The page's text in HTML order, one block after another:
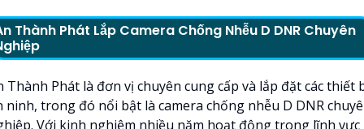
Thành Phát Lắp Camera Chống Nhễu D DNR Chuyên
Thành Phát là đơn vị chuyên cung cấp và lắp đặt các thiết
ninh, trong đó nổi bật là camera chống nhễu D DNR
Với kinh nghiệm nhiều năm hoạt động trong lĩnh vực